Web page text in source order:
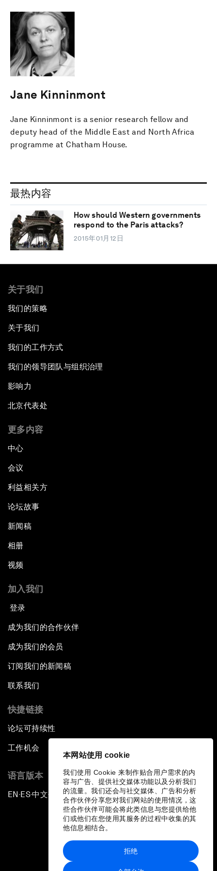
本网站使用 cookie
我们使用 Cookie 来制作贴合用户需求的内
容与广告、提供社交媒体功能以及分析我们
的流量。我们还会与社交媒体、广告和分析
合作伙伴分享您对我们网站的使用情况，这
些合作伙伴可能会将此类信息与您提供给他
们或他们在您使用其服务的过程中收集的其
他信息相结合。
拒绝
Jane Kinninmont
Jane Kinninmont is a senior research fellow and
deputy head of the Middle East and North Africa
programme at Chatham House.
最热内容
How should Western governments
respond to the Paris attacks?
2015年01月12日
关于我们
我们的策略
关于我们
我们的工作方式
我们的领导团队与组织治理
影响力
北京代表处
更多内容
中心
会议
利益相关方
论坛故事
新闻稿
相册
视频
加入我们
登录
成为我们的合作伙伴
成为我们的会员
订阅我们的新闻稿
联系我们
快捷链接
论坛可持续性
工作机会
语言版本
EN ▪ES▪中文▪ 日本語